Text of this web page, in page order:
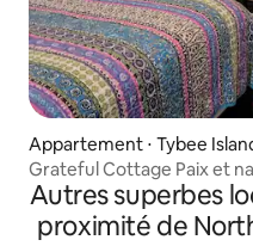
Appartement ⋅ Tybee
Grateful
Autres superbes
proximité de